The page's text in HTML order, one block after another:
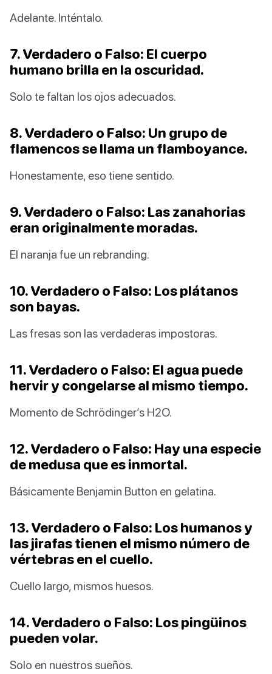
Adelante. Inténtalo.
7. Verdadero o Falso: El cuerpo
humano brilla en la oscuridad.
Solo te faltan los ojos adecuados.
8. Verdadero o Falso: Un grupo de
flamencos se llama un flamboyance.
Honestamente, eso tiene sentido.
9. Verdadero o Falso: Las zanahorias
eran originalmente moradas.
El naranja fue un rebranding.
10. Verdadero o Falso: Los plátanos
son bayas.
Las fresas son las verdaderas impostoras.
11. Verdadero o Falso: El agua puede
hervir y congelarse al mismo tiempo.
Momento de Schrödinger’s H2O.
12. Verdadero o Falso: Hay una especie
de medusa que es inmortal.
Básicamente Benjamin Button en gelatina.
13. Verdadero o Falso: Los humanos y
las jirafas tienen el mismo número de
vértebras en el cuello.
Cuello largo, mismos huesos.
14. Verdadero o Falso: Los pingüinos
pueden volar.
Solo en nuestros sueños.